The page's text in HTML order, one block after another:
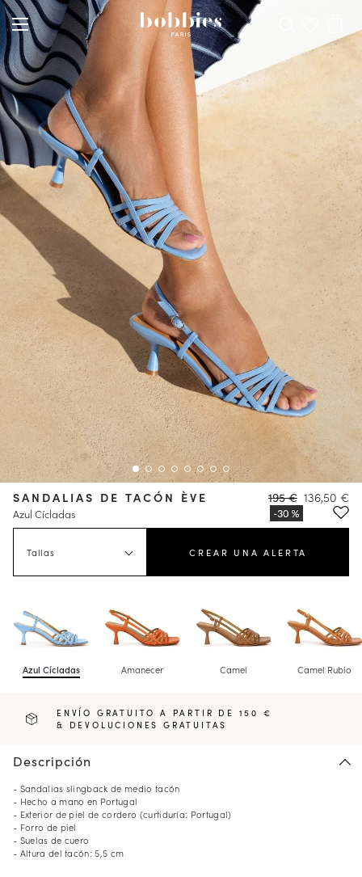
SANDALIAS DE TACÓN ÈVE
Azul Cícladas
195 € 136,50 €
Tallas CREAR UNA ALERTA
Azul Cícladas Amanecer Camel Camel Rubio
ENVÍO GRATUITO A PARTIR DE 150 €
& DEVOLUCIONES GRATUITAS
Descripción
- Sandalias slingback de medio tacón
- Hecho a mano en Portugal
- Exterior de piel de cordero (curtiduría: Portugal)
- Forro de piel
- Suelas de cuero
- Altura del tacón: 5,5 cm